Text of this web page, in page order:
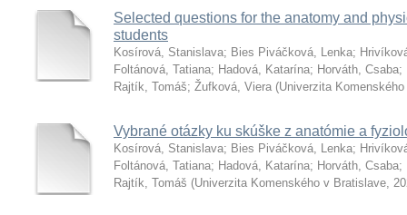
Selected questions for the anatomy and
students
Kosírová, Stanislava; Bies Piváčková, Lenka;
Foltánová, Tatiana; Hadová, Katarína; Horváth, Csaba;
Rajtík, Tomáš; Žufková, Viera (Univerzita
Vybrané otázky ku skúške z anatómie a
Kosírová, Stanislava; Bies Piváčková, Lenka;
Foltánová, Tatiana; Hadová, Katarína; Horváth, Csaba;
Rajtík, Tomáš (Univerzita Komenského v Bratislave,